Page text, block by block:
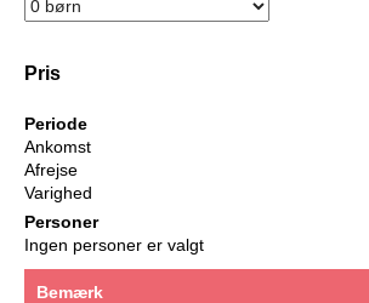
Pris
Periode
Ankomst
Afrejse
Varighed
Personer
Ingen personer er valgt
Bemærk